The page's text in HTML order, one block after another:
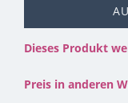
Dieses Produkt
Preis in anderen